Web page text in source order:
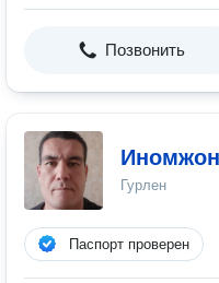
Позвонить
Гурлен
Паспорт проверен